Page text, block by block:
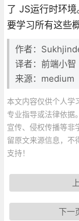
了 JS运行时环
要学习所有这些
作者：
译者：前端小智
来源：medium
本文内容仅供个人学
专业指导或法律依据
宣传、侵权传播等非
留原文来源信息，不
支持！
下